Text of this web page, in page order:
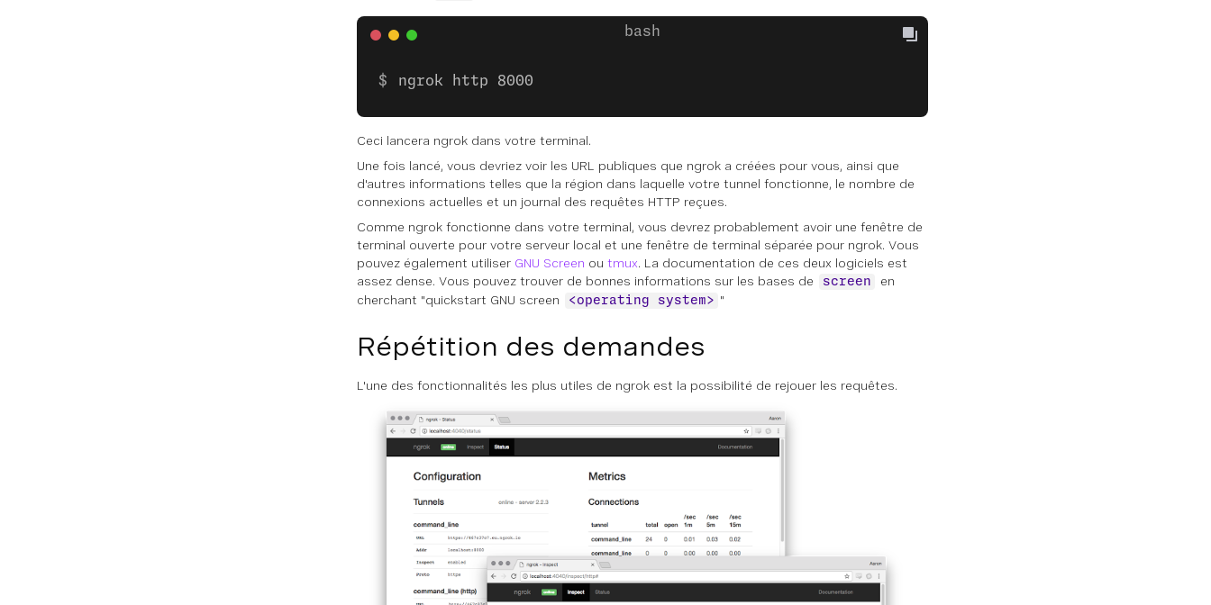
ngrok http 8000
Ceci lancera ngrok dans votre terminal.
Une fois lancé, vous devriez voir les URL publiques que ngrok a créées pour vous, ainsi que
d'autres informations telles que la région dans laquelle votre tunnel fonctionne, le nombre de
connexions actuelles et un journal des requêtes HTTP reçues.
Comme ngrok fonctionne dans votre terminal, vous devrez probablement avoir une fenêtre de
terminal ouverte pour votre serveur local et une fenêtre de terminal séparée pour ngrok. Vous
pouvez également utiliser GNU Screen ou tmux. La documentation de ces deux logiciels est
assez dense. Vous pouvez trouver de bonnes informations sur les bases de
screen
en
cherchant "quickstart GNU screen
<operating system> "
Répétition des demandes
L'une des fonctionnalités les plus utiles de ngrok est la possibilité de rejouer les requêtes.